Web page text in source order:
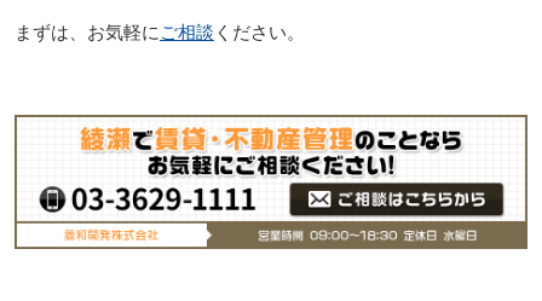
まずは、お気軽に ご相談 ください。